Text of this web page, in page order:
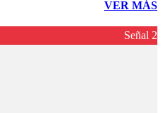
VER MÁS
Señal 2